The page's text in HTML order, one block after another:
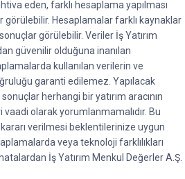
eden, farklı hesaplama yapılması
görülebilir. Hesaplamalar farklı kaynaklar
görülebilir. Veriler İş Yatırım
güvenilir olduğuna inanılan
kullanılan verilerin ve
garanti edilemez. Yapılacak
herhangi bir yatırım aracının
vaadi olarak yorumlanmamalıdır. Bu
verilmesi beklentilerinize uygun
veya teknoloji farklılıkları
İş Yatırım Menkul Değerler A.Ş.